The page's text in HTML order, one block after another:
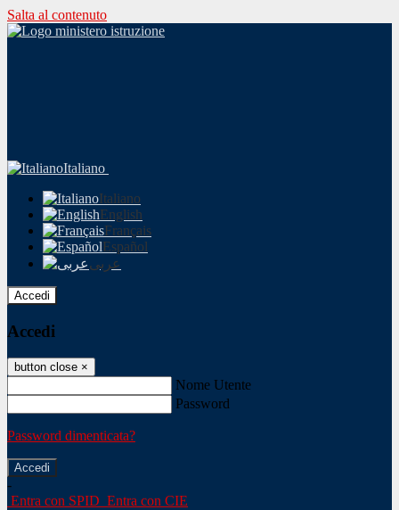
Salta al contenuto
Italiano
Italiano
English
Français
Español
عربى
Accedi
Accedi
button close ×
Nome Utente
Password
Password dimenticata?
-
Entra con SPID Entra con CIE